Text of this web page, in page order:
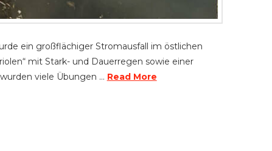
ein großflächiger Stromausfall im östlichen
mit Stark- und Dauerregen sowie einer
viele Übungen … Read More